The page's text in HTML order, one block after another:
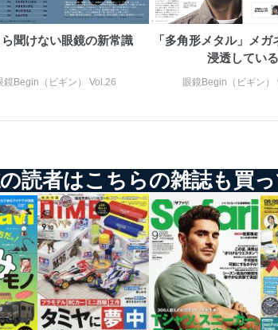
聞けない眼鏡の新常識
鏡Begin（ビギン） Vol.26
「多角形メタル」メガ
浸透している
眼鏡Begin（ビギン）
読者はこちらの雑誌も買っ